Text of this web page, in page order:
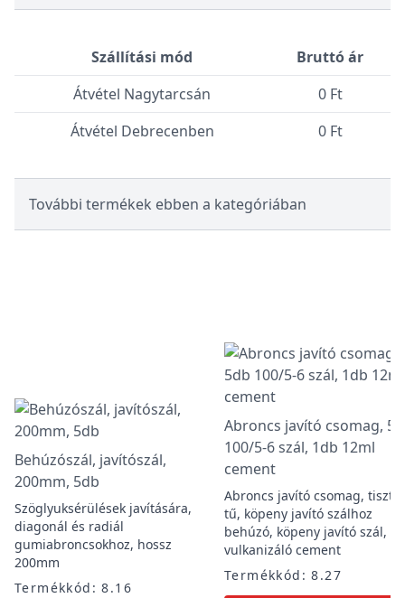
Szállítási mód
Bruttó ár
Átvétel Nagytarcsán
0 Ft
Átvétel Debrecenben
0 Ft
További termékek ebben a kategóriában
Behúzószál, javítószál,
200mm, 5db
Szöglyuksérülések javítására,
diagonál és radiál
gumiabroncsokhoz, hossz
200mm
Termékkód: 8.16
Abroncs javító csomag,
100/5-6 szál, 1db 12ml
cement
Abroncs javító csomag,
tű, köpeny javító szálhoz
behúzó, köpeny javító szál,
vulkanizáló cement
Termékkód: 8.27